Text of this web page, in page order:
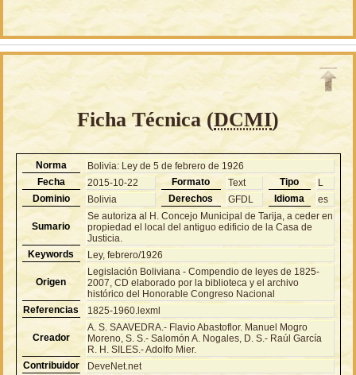
Ficha Técnica (DCMI)
Norma
Bolivia: Ley de 5 de febrero de 1926
Fecha
2015-10-22 Formato Text Tipo
L
Dominio
Bolivia Derechos GFDL Idioma es
Sumario
Se autoriza al H. Concejo Municipal de Tarija, a ceder en
propiedad el local del antiguo edificio de la Casa de
Justicia.
Keywords
Ley, febrero/1926
Origen
Legislación Boliviana - Compendio de leyes de 1825-
2007, CD elaborado por la biblioteca y el archivo
histórico del Honorable Congreso Nacional
Referencias
1825-1960.lexml
Creador
A. S. SAAVEDRA.- Flavio Abastoflor. Manuel Mogro
Moreno, S. S.- Salomón A. Nogales, D. S.- Raúl García
R. H. SILES.- Adolfo Mier.
Contribuidor
DeveNet.net